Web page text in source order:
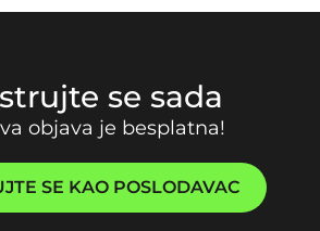
se sada
objava je besplatna!
SE KAO POSLODAVAC